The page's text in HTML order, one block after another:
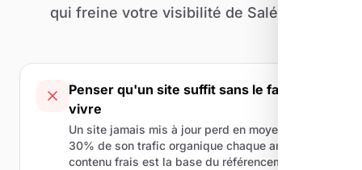
qui freine votre visibilité de Salérans.
Penser qu'un site suffit sans le faire
vivre
Un site jamais mis à jour perd en moyenne
30% de son trafic organique chaque année. Le
contenu frais est la base du référencement.